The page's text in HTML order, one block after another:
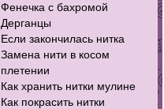
Фенечка с бахромой
Дерганцы
Если закончилась нитка
Замена нити в косом
плетении
Как хранить нитки мулине
Как покрасить нитки